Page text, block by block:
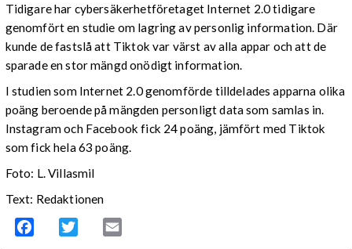
Tidigare har cybersäkerhetföretaget Internet 2.0 tidigare
genomfört en studie om lagring av personlig information. Där
kunde de fastslå att Tiktok var värst av alla appar och att de
sparade en stor mängd onödigt information.
I studien som Internet 2.0 genomförde tilldelades apparna olika
poäng beroende på mängden personligt data som samlas in.
Instagram och Facebook fick 24 poäng, jämfört med Tiktok
som fick hela 63 poäng.
Foto: L. Villasmil
Text: Redaktionen
Facebook Twitter